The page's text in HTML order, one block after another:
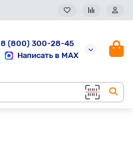
8 (800) 300-28-45
Написать в MAX